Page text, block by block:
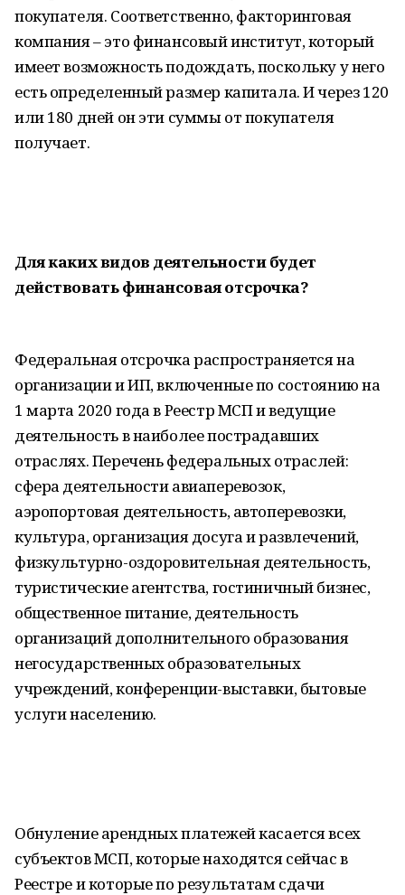
покупателя. Соответственно, факторинговая
компания – это финансовый институт, который
имеет возможность подождать, поскольку у него
есть определенный размер капитала. И через 120
или 180 дней он эти суммы от покупателя
получает.
Для каких видов деятельности будет
действовать финансовая отсрочка?
Федеральная отсрочка распространяется на
организации и ИП, включенные по состоянию на
1 марта 2020 года в Реестр МСП и ведущие
деятельность в наиболее пострадавших
отраслях. Перечень федеральных отраслей:
сфера деятельности авиаперевозок,
аэропортовая деятельность, автоперевозки,
культура, организация досуга и развлечений,
физкультурно-оздоровительная деятельность,
туристические агентства, гостиничный бизнес,
общественное питание, деятельность
организаций дополнительного образования
негосударственных образовательных
учреждений, конференции-выставки, бытовые
услуги населению.
Обнуление арендных платежей касается всех
субъектов МСП, которые находятся сейчас в
Реестре и которые по результатам сдачи